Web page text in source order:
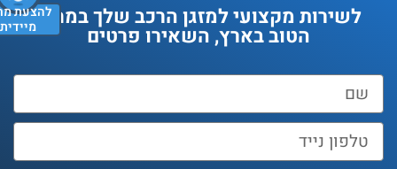
לשירות מקצועי למזגן הרכב שלך במחיר
הטוב בארץ, השאירו פרטים
להצעת מחיר
מיידית